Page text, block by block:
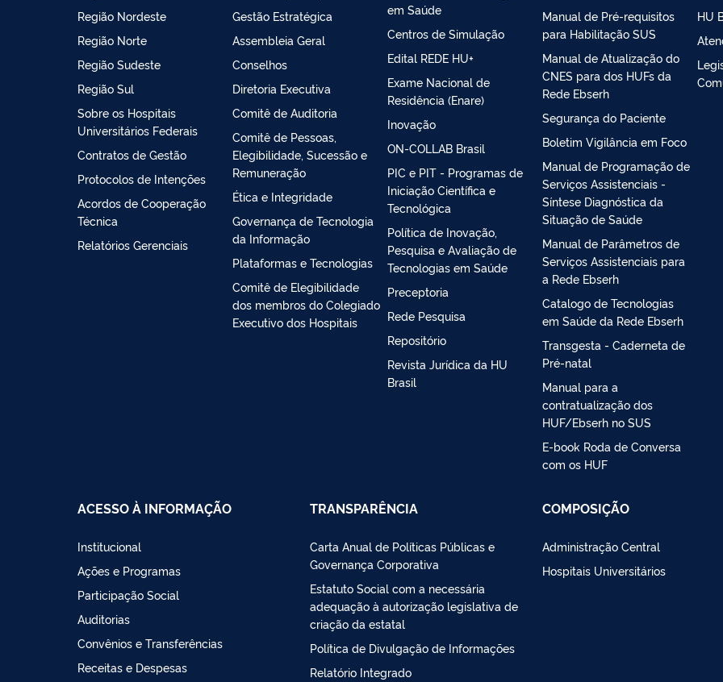
Região Nordeste
Região Norte
Região Sudeste
Região Sul
Sobre os Hospitais
Universitários Federais
Contratos de Gestão
Protocolos de Intenções
Acordos de Cooperação
Técnica
Relatórios Gerenciais
Gestão Estratégica
Assembleia Geral
Conselhos
Diretoria Executiva
Comitê de Auditoria
Comitê de Pessoas,
Elegibilidade, Sucessão e
Remuneração
Ética e Integridade
Governança de Tecnologia
da Informação
Plataformas e Tecnologias
Comitê de Elegibilidade
dos membros do Colegiado
Executivo dos Hospitais
em Saúde
Centros de Simulação
Edital REDE HU+
Exame Nacional de
Residência (Enare)
Inovação
ON-COLLAB Brasil
PIC e PIT - Programas de
Iniciação Científica e
Tecnológica
Política de Inovação,
Pesquisa e Avaliação de
Tecnologias em Saúde
Preceptoria
Rede Pesquisa
Repositório
Revista Jurídica da HU
Brasil
Manual de Pré-requisitos
para Habilitação SUS
Manual de Atualização do
CNES para dos HUFs da
Rede Ebserh
Segurança do Paciente
Boletim Vigilância em Foco
Manual de Programação de
Serviços Assistenciais -
Síntese Diagnóstica da
Situação de Saúde
Manual de Parâmetros de
Serviços Assistenciais para
a Rede Ebserh
Catalogo de Tecnologias
em Saúde da Rede Ebserh
Transgesta - Caderneta de
Pré-natal
Manual para a
contratualização dos
HUF/Ebserh no SUS
E-book Roda de Conversa
com os HUF
HU
ACESSO À INFORMAÇÃO
Institucional
Ações e Programas
Participação Social
Auditorias
Convênios e Transferências
Receitas e Despesas
TRANSPARÊNCIA
Carta Anual de Políticas Públicas e
Governança Corporativa
Estatuto Social com a necessária
adequação à autorização legislativa de
criação da estatal
Política de Divulgação de Informações
Relatório Integrado
COMPOSIÇÃO
Administração Central
Hospitais Universitários